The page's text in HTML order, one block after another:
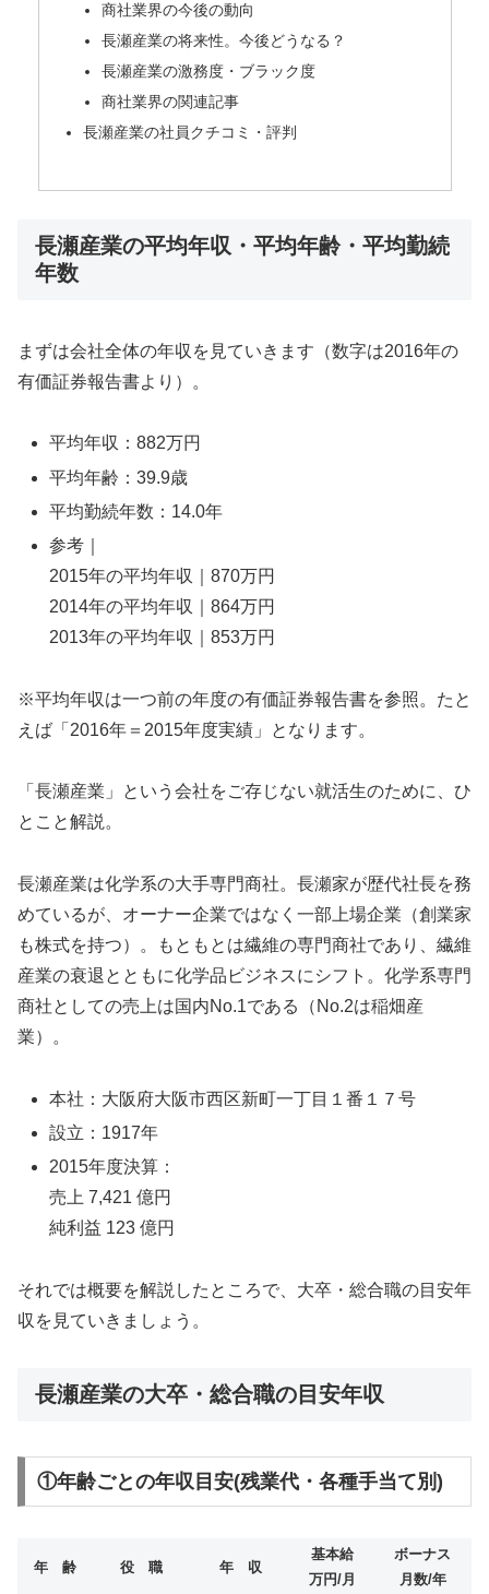
商社業界の今後の動向
長瀬産業の将来性。今後どうなる？
長瀬産業の激務度・ブラック度
商社業界の関連記事
長瀬産業の社員クチコミ・評判
長瀬産業の平均年収・平均年齢・平均勤続
年数
まずは会社全体の年収を見ていきます（数字は2016年の
有価証券報告書より）。
平均年収：882万円
平均年齢：39.9歳
平均勤続年数：14.0年
参考｜
2015年の平均年収｜870万円
2014年の平均年収｜864万円
2013年の平均年収｜853万円
※平均年収は一つ前の年度の有価証券報告書を参照。たと
えば「2016年＝2015年度実績」となります。
「長瀬産業」という会社をご存じない就活生のために、ひ
とこと解説。
長瀬産業は化学系の大手専門商社。長瀬家が歴代社長を務
めているが、オーナー企業ではなく一部上場企業（創業家
も株式を持つ）。もともとは繊維の専門商社であり、繊維
産業の衰退とともに化学品ビジネスにシフト。化学系専門
商社としての売上は国内No.1である（No.2は稲畑産
業）。
本社：大阪府大阪市西区新町一丁目１番１７号
設立：1917年
2015年度決算：
売上 7,421 億円
純利益 123 億円
それでは概要を解説したところで、大卒・総合職の目安年
収を見ていきましょう。
長瀬産業の大卒・総合職の目安年収
①年齢ごとの年収目安(残業代・各種手当て別)
年 齢 役 職 年 収
基本給
万円/月
ボーナス
月数/年